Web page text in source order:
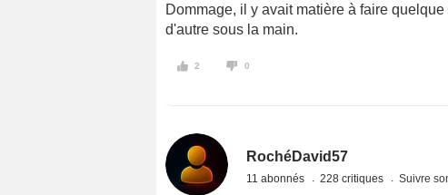
Dommage, il y avait matière à faire
d'autre sous la main.
2 0
RochéDavid57
11 abonnés 228 critiques Suivre